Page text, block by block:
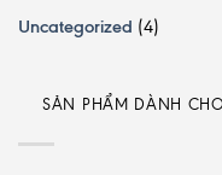
Uncategorized (4)
SẢN PHẨM DÀNH